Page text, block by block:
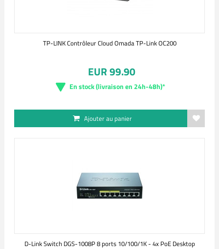
TP-LINK Contrôleur Cloud Omada TP-Link OC200
EUR 99.90
En stock (livraison en 24h-48h)*
Ajouter au panier
D-Link Switch DGS-1008P 8 ports 10/100/1K - 4x PoE Desktop